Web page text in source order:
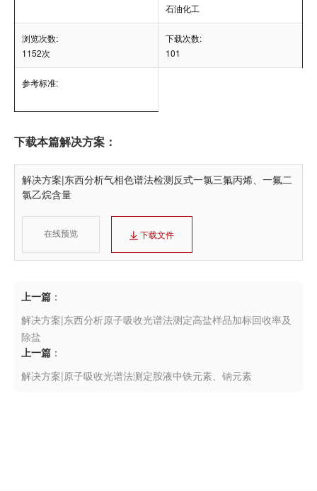
石油化工
浏览次数:
1152次
下载次数:
101
参考标准:
下载本篇解决方案：
解决方案|东西分析气相色谱法检测反式一氯三氟丙烯、一氟二
氯乙烷含量
在线预览 下载文件
上一篇 ：
解决方案|东西分析原子吸收光谱法测定高盐样品加标回收率及
除盐
上一篇 ：
解决方案|原子吸收光谱法测定胺液中铁元素、钠元素